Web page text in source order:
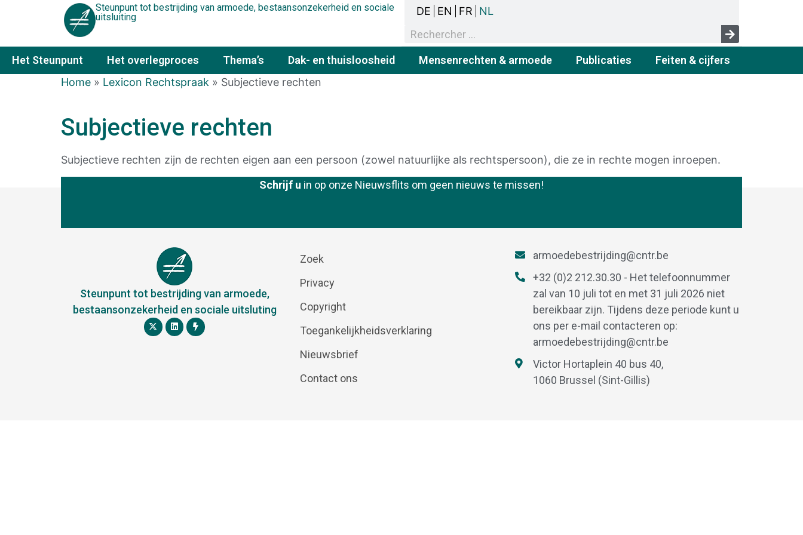
Steunpunt tot bestrijding van armoede, bestaansonzekerheid en sociale
uitsluiting
DE EN FR NL
Het Steunpunt Het overlegproces Thema’s Dak- en thuisloosheid Mensenrechten & armoede Publicaties
Feiten & cijfers
Home » Lexicon Rechtspraak » Subjectieve rechten
Subjectieve rechten
Subjectieve rechten zijn de rechten eigen aan een persoon (zowel natuurlijke als rechtspersoon), die ze in rechte mogen inroepen.
Schrijf u in op onze Nieuwsflits om geen nieuws te missen!
Steunpunt tot bestrijding van armoede,
bestaansonzekerheid en sociale uitsluting
Zoek
Privacy
Copyright
Toegankelijkheidsverklaring
Nieuwsbrief
Contact ons
armoedebestrijding@cntr.be
+32 (0)2 212.30.30 - Het telefoonnummer
zal van 10 juli tot en met 31 juli 2026 niet
bereikbaar zijn. Tijdens deze periode kunt u
ons per e-mail contacteren op:
armoedebestrijding@cntr.be
Victor Hortaplein 40 bus 40,
1060 Brussel (Sint-Gillis)